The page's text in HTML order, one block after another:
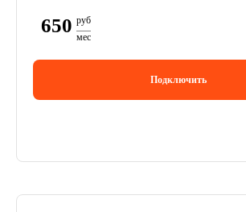
650 руб
мес
Подключить